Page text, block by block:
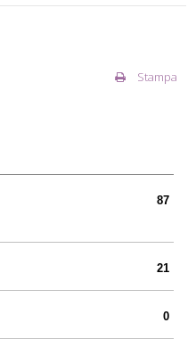
Stampa
87
21
0